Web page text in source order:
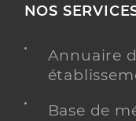
NOS
Annuaire
Base de